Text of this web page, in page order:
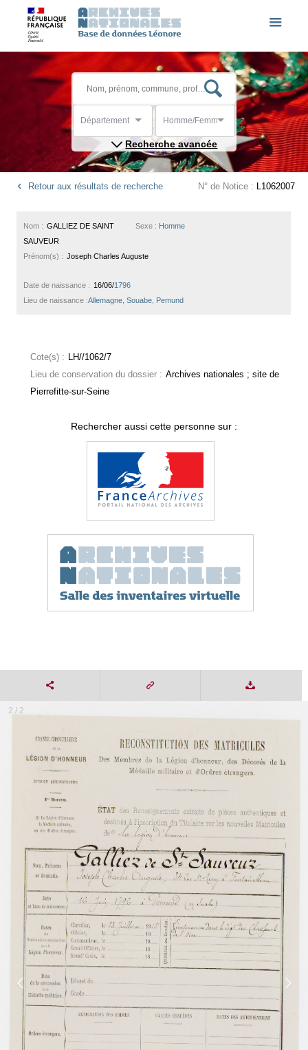
Département Homme/Femme
Recherche avancée
Retour aux résultats de recherche N° de Notice : L1062007
Sexe : Homme
Nom : GALLIEZ DE SAINT
SAUVEUR
Prénom(s) : Joseph Charles Auguste
Date de naissance : 16/06/1796
Lieu de naissance :Allemagne, Souabe, Pemund
Cote(s) : LH//1062/7
Lieu de conservation du dossier : Archives nationales ; site de
Pierrefitte-sur-Seine
Rechercher aussi cette personne sur :
2 / 2